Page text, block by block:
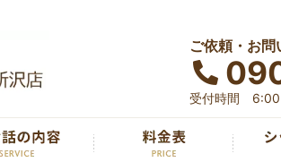
ご依頼・お問
受付時間 6:00